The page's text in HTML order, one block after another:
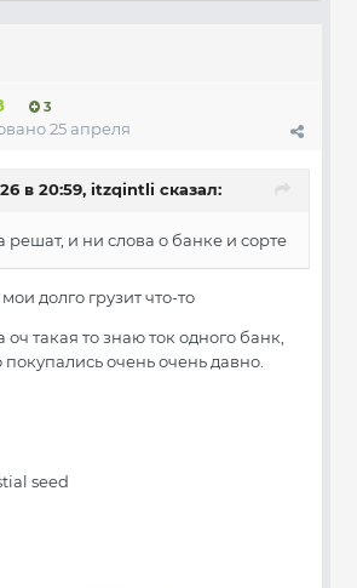
3
25 апреля
в 20:59, itzqintli сказал:
и ни слова о банке и сорте
долго грузит что-то
такая то знаю ток одного банк,
очень очень давно.
seed